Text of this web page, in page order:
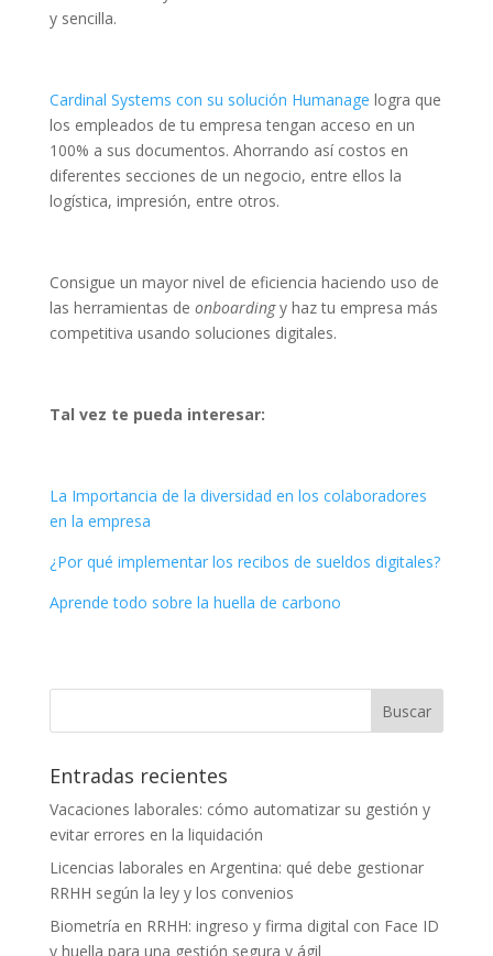
y sencilla.
Cardinal Systems con su solución Humanage logra que
los empleados de tu empresa tengan acceso en un
100% a sus documentos. Ahorrando así costos en
diferentes secciones de un negocio, entre ellos la
logística, impresión, entre otros.
Consigue un mayor nivel de eficiencia haciendo uso de
las herramientas de onboardingy haz tu empresa más
competitiva usando soluciones digitales.
Tal vez te pueda interesar:
La Importancia de la diversidad en los colaboradores
en la empresa
¿Por qué implementar los recibos de sueldos digitales?
Aprende todo sobre la huella de carbono
Entradas recientes
Vacaciones laborales: cómo automatizar su gestión y
evitar errores en la liquidación
Licencias laborales en Argentina: qué debe gestionar
RRHH según la ley y los convenios
Biometría en RRHH: ingreso y firma digital con Face ID
y huella para una gestión segura y ágil